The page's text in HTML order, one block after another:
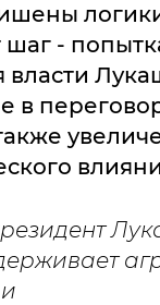
шаг -
власти
в